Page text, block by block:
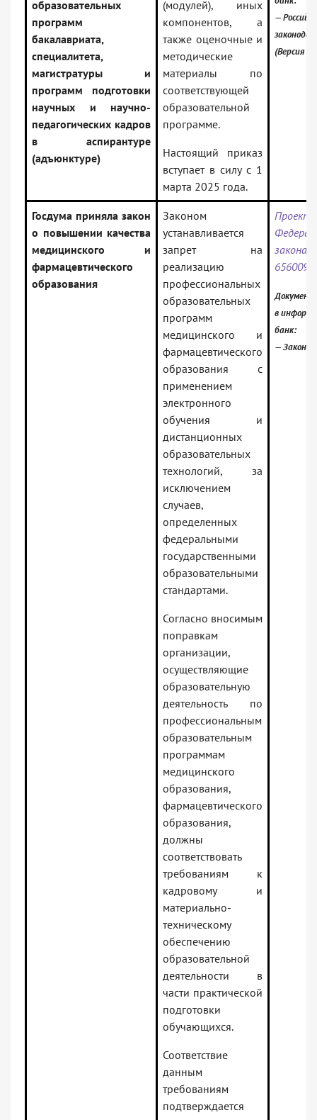
образовательных
программ
бакалавриата,
специалитета,
магистратуры и
программ подготовки
научных и научно-
педагогических кадров
в аспирантуре
(адъюнктуре)
(модулей), иных
компонентов, а
также оценочные и
методические
материалы по
соответствующей
образовательной
программе.
Настоящий приказ
вступает в силу с 1
марта 2025 года.
—
(Версия
Госдума приняла закон
о повышении качества
медицинского и
фармацевтического
образования
Законом
устанавливается
запрет на
реализацию
профессиональных
образовательных
программ
медицинского и
фармацевтического
образования с
применением
электронного
обучения и
дистанционных
образовательных
технологий, за
исключением
случаев,
определенных
федеральными
государственными
образовательными
стандартами.
Согласно вносимым
поправкам
организации,
осуществляющие
образовательную
деятельность по
профессиональным
образовательным
программам
медицинского
образования,
фармацевтического
образования,
должны
соответствовать
требованиям к
кадровому и
материально-
техническому
обеспечению
образовательной
деятельности в
части практической
подготовки
обучающихся.
Соответствие
данным
требованиям
подтверждается
Проект
656009-
Документ
в
банк:
—